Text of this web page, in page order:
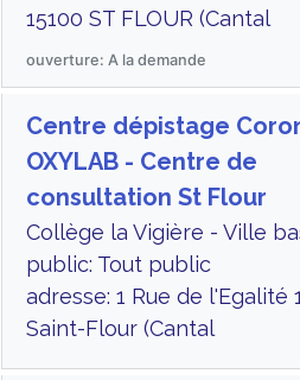
15100 ST FLOUR (Cantal
ouverture: A la demande
Centre dépistage
OXYLAB - Centre de
consultation St Flour
Collège la Vigière - Ville
public: Tout public
adresse: 1 Rue de l'Egalité
Saint-Flour (Cantal